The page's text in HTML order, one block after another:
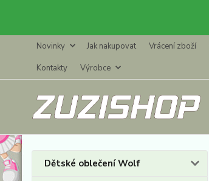
Novinky Jak nakupovat Vrácení zboží
Kontakty
Výrobce
Dětské oblečení Wolf